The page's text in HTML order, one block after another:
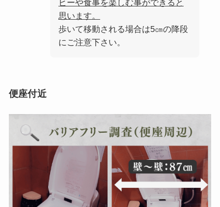
ヒーや食事を楽しむ事ができると
思います。
歩いて移動される場合は5㎝の降段
にご注意下さい。
便座付近